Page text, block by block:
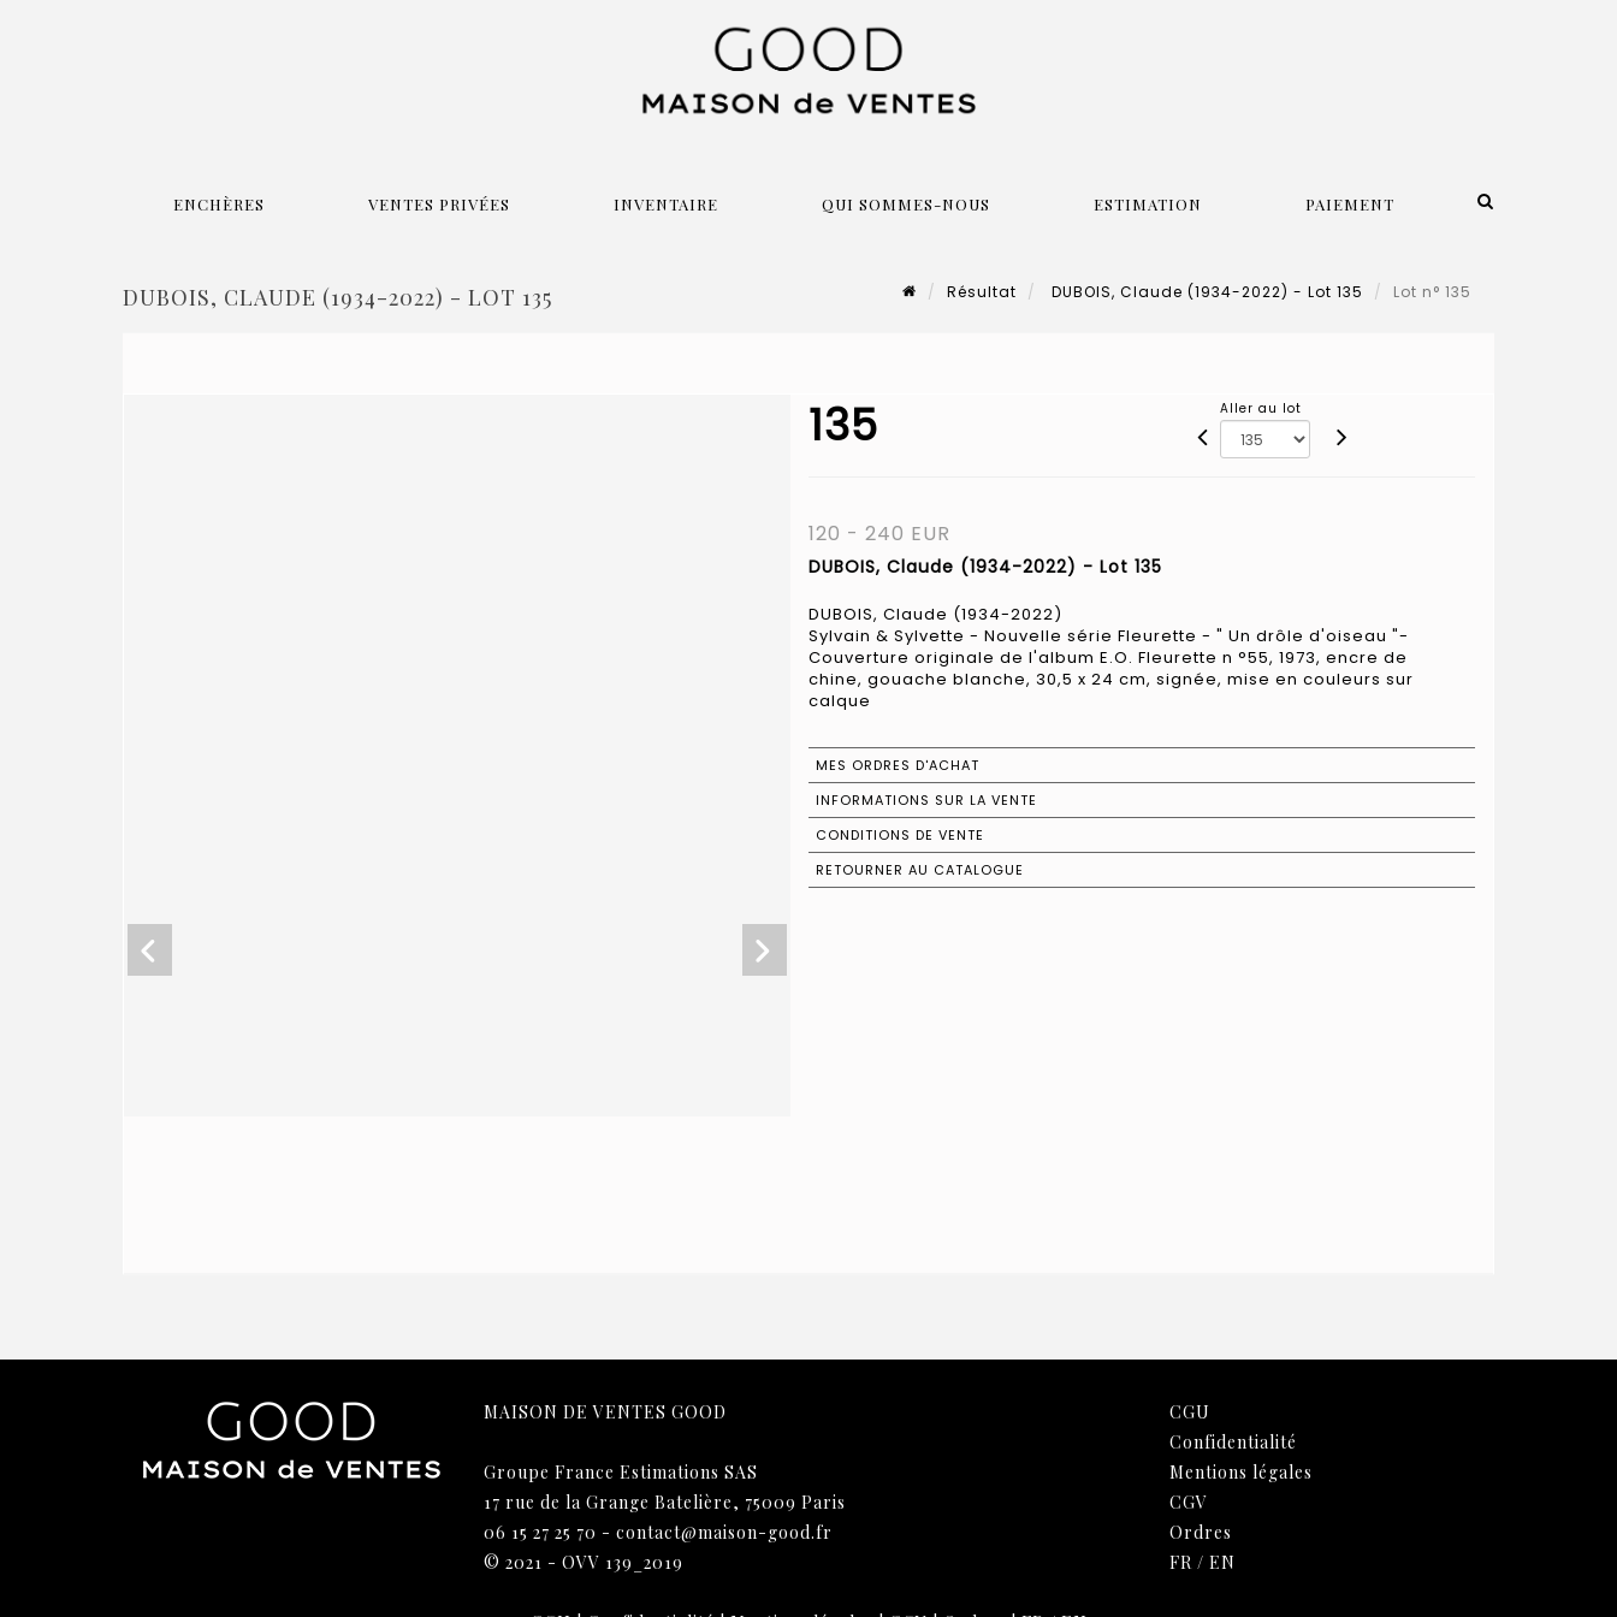
ENCHÈRES VENTES PRIVÉES INVENTAIRE QUI SOMMES-NOUS ESTIMATION PAIEMENT
DUBOIS, CLAUDE (1934-2022) - LOT 135 Résultat DUBOIS, Claude (1934-2022) - Lot 135 Lot n° 135
135 Aller au lot
120 - 240 EUR
DUBOIS, Claude (1934-2022) - Lot 135
DUBOIS, Claude (1934-2022)
Sylvain & Sylvette - Nouvelle série Fleurette - " Un drôle d'oiseau "-
Couverture originale de l'album E.O. Fleurette n °55, 1973, encre de
chine, gouache blanche, 30,5 x 24 cm, signée, mise en couleurs sur
calque
MES ORDRES D'ACHAT
INFORMATIONS SUR LA VENTE
CONDITIONS DE VENTE
RETOURNER AU CATALOGUE
MAISON DE VENTES GOOD
Groupe France Estimations SAS
17 rue de la Grange Batelière, 75009 Paris
06 15 27 25 70 - contact@maison-good.fr
© 2021 - OVV 139_2019
CGU
Confidentialité
Mentions légales
CGV
Ordres
FR / EN